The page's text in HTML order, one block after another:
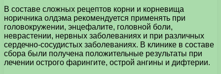
В составе сложных рецептов корни и корневища
норичника олдэма рекомендуется применять при
головокружении, энцефалите, головной боли,
неврастении, нервных заболеваниях и при различных
сердечно-сосудистых заболеваниях. В клинике в составе
сбора были получена положительные результаты при
лечении острого фарингите, острой ангины и дифтерии.